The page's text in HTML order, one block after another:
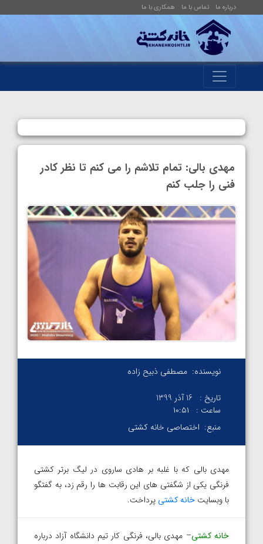
درباره ما تماس با ما همکاری با ما
مهدی بالی: تمام تلاشم را می کنم تا نظر کادر
فنی را جلب کنم
نویسنده: مصطفی ذبیح زاده
تاریخ :
16 آذر 1399
ساعت :
۱۰:۵۱
منبع: اختصاصی خانه کشتی
مهدی بالی که با غلبه بر هادی ساروی در لیگ برتر کشتی
فرنگی یکی از شگفتی های این رقابت ها را رقم زد، به گفتگو
با وبسایت خانه کشتی پرداخت.
خانه کشتی– مهدی بالی، فرنگی کار تیم دانشگاه آزاد درباره